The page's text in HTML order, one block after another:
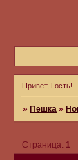
Привет, Гость!
» Пешка »
Страница: 1